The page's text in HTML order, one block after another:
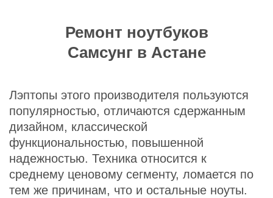
Ремонт ноутбуков
Самсунг в Астане
Лэптопы этого производителя пользуются
популярностью, отличаются сдержанным
дизайном, классической
функциональностью, повышенной
надежностью. Техника относится к
среднему ценовому сегменту, ломается по
тем же причинам, что и остальные ноуты.